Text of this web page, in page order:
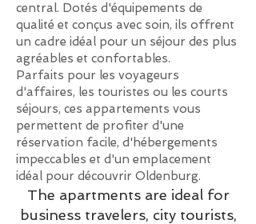
central. Dotés d'équipements de
qualité et conçus avec soin, ils offrent
un cadre idéal pour un séjour des plus
agréables et confortables.
Parfaits pour les voyageurs
d'affaires, les touristes ou les courts
séjours, ces appartements vous
permettent de profiter d'une
réservation facile, d'hébergements
impeccables et d'un emplacement
idéal pour découvrir Oldenburg.
The apartments are ideal for
business travelers, city tourists,